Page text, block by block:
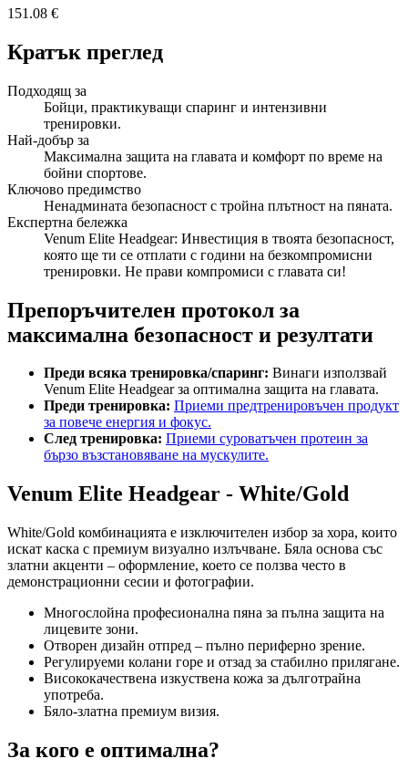
151.08 €
Кратък преглед
Подходящ за
Бойци, практикуващи спаринг и интензивни
тренировки.
Най-добър за
Максимална защита на главата и комфорт по време на
бойни спортове.
Ключово предимство
Ненадмината безопасност с тройна плътност на пяната.
Експертна бележка
Venum Elite Headgear: Инвестиция в твоята безопасност,
която ще ти се отплати с години на безкомпромисни
тренировки. Не прави компромиси с главата си!
Препоръчителен протокол за
максимална безопасност и резултати
Преди всяка тренировка/спаринг: Винаги използвай
Venum Elite Headgear за оптимална защита на главата.
Преди тренировка: Приеми предтренировъчен продукт
за повече енергия и фокус.
След тренировка: Приеми суроватъчен протеин за
бързо възстановяване на мускулите.
Venum Elite Headgear - White/Gold
White/Gold комбинацията е изключителен избор за хора, които
искат каска с премиум визуално излъчване. Бяла основа със
златни акценти – оформление, което се ползва често в
демонстрационни сесии и фотографии.
Многослойна професионална пяна за пълна защита на
лицевите зони.
Отворен дизайн отпред – пълно периферно зрение.
Регулируеми колани горе и отзад за стабилно прилягане.
Висококачествена изкуствена кожа за дълготрайна
употреба.
Бяло-златна премиум визия.
За кого е оптимална?